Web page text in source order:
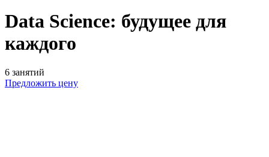
Data Science: будущее для
каждого
6 занятий
Предложить цену